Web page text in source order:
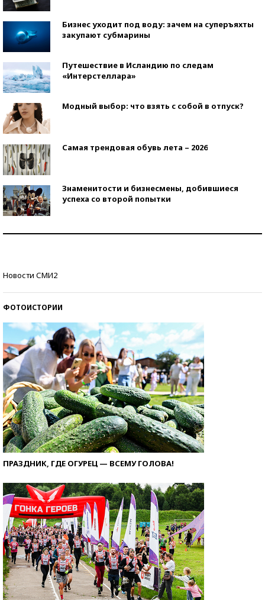
Бизнес уходит под воду: зачем на суперъяхты
закупают субмарины
Путешествие в Исландию по следам
«Интерстеллара»
Модный выбор: что взять с собой в отпуск?
Самая трендовая обувь лета – 2026
Знаменитости и бизнесмены, добившиеся
успеха со второй попытки
Новости СМИ2
ФОТОИСТОРИИ
ПРАЗДНИК, ГДЕ ОГУРЕЦ — ВСЕМУ ГОЛОВА!